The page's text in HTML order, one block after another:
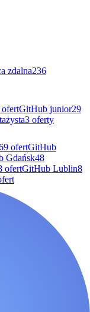
zdalna236
ofertGitHub junior29
3 oferty
ofertGitHub
Gdańsk48
ofertGitHub Lublin8